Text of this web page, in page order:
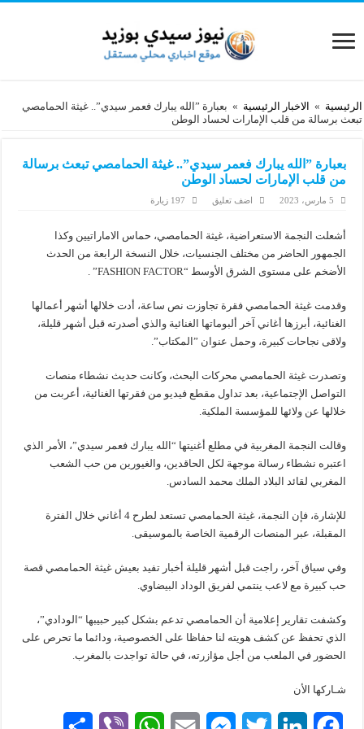
الرئيسية » الاخبار الرئيسية » بعبارة ”الله يبارك فعمر سيدي”.. غيثة الحمامصي
تبعث برسالة من قلب الإمارات لحساد الوطن
بعبارة ”الله يبارك فعمر سيدي”.. غيثة الحمامصي تبعث برسالة
من قلب الإمارات لحساد الوطن
5 مارس، 2023 اضف تعليق 197 زيارة
أشعلت النجمة الاستعراضية، غيثة الحمامصي، حماس الاماراتيين وكذا
الجمهور الحاضر من مختلف الجنسيات، خلال النسخة الرابعة من الحدث
الأضخم على مستوى الشرق الأوسط “FASHION FACTOR” .
وقدمت غيثة الحمامصي فقرة تجاوزت نص ساعة، أدت خلالها أشهر أعمالها
الغنائية، أبرزها أغاني آخر ألبوماتها الغنائية والذي أصدرته قبل أشهر قليلة،
ولاقى نجاحات كبيرة، وحمل عنوان ”المكتاب”.
وتصدرت غيثة الحمامصي محركات البحث، وكانت حديث نشطاء منصات
التواصل الإجتماعية، بعد تداول مقطع فيديو من فقرتها الغنائية، أعربت من
خلالها عن ولائها للمؤسسة الملكية.
وقالت النجمة المغربية في مطلع أغنيتها “الله يبارك فعمر سيدي”، الأمر الذي
اعتبره نشطاء رسالة موجهة لكل الحاقدين، والغيورين من حب الشعب
المغربي لقائد البلاد الملك محمد السادس.
للإشارة، فإن النجمة، غيثة الحمامصي تستعد لطرح 4 أغاني خلال الفترة
المقبلة، عبر المنصات الرقمية الخاصة بالموسيقى.
وفي سياق آخر، راجت قبل أشهر قليلة أخبار تفيد بعيش غيثة الحمامصي قصة
حب كبيرة مع لاعب ينتمي لفريق الوداد البيضاوي.
وكشفت تقارير إعلامية أن الحمامصي تدعم بشكل كبير حبيبها “الودادي”،
الذي تحفظ عن كشف هويته لنا حفاظا على الخصوصية، ودائما ما تحرص على
الحضور في الملعب من أجل مؤازرته، في حالة تواجدت بالمغرب.
شـاركها الأن